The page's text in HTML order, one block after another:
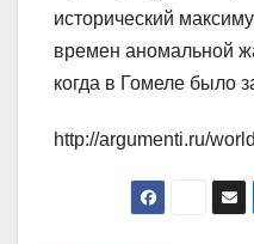
исторический
времен аномальной
когда в Гомеле было
http://argumenti.ru/